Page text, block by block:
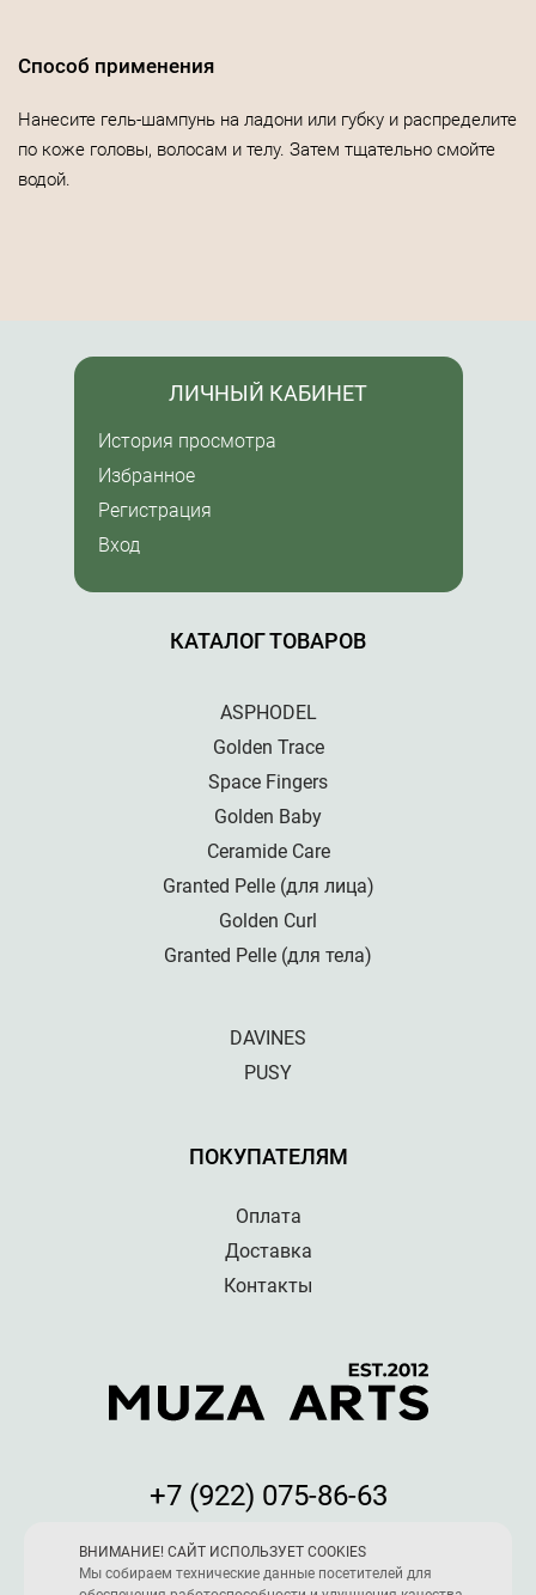
Способ применения
Нанесите гель-шампунь на ладони или губку и распределите
по коже головы, волосам и телу. Затем тщательно смойте
водой.
КАТАЛОГ ТОВАРОВ
ASPHODEL
Golden Trace
Space Fingers
Golden Baby
Ceramide Care
Granted Pelle (для лица)
Golden Curl
Granted Pelle (для тела)
DAVINES
PUSY
ПОКУПАТЕЛЯМ
Оплата
Доставка
Контакты
ЛИЧНЫЙ КАБИНЕТ
История просмотра
Избранное
Регистрация
Вход
+7 (922) 075-86-63
Мы принимаем к оплате:
ВНИМАНИЕ! САЙТ ИСПОЛЬЗУЕТ COOKIES
Мы собираем технические данные посетителей для